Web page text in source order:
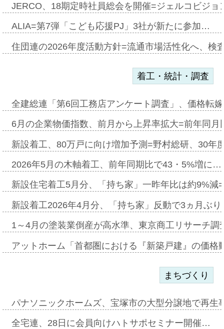
JERCO、18期定時社員総会を開催=ジェルコビジ
ALIA=第7弾「こども応援PJ」3社が新たに参加…
住団連の2026年度活動方針=流通市場活性化へ、検
着工・統計・調査
全建総連「第6回工務店アンケート調査」、価格転
6月の企業物価指数、前月から上昇率拡大=前年同
新設着工、80万戸に向け増加予測=野村総研、30年
2026年5月の木軸着工、前年同期比で43・5%増に…
新設住宅着工5月分、「持ち家」一昨年比は約9%
新設着工2026年4月分、「持ち家」反動で3ヵ月ぶ
1～4月の塗装業倒産が高水準、東京商工リサーチ
アットホーム「首都圏における『新築戸建』の価
まちづくり
パナソニックホームズ、宝塚市の大型分譲地で再
全宅連、28日に会員向けハトサポセミナー開催…